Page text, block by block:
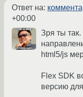
Ответ на:
+00:00
Зря ты
html5/js
Flex SDK
версию